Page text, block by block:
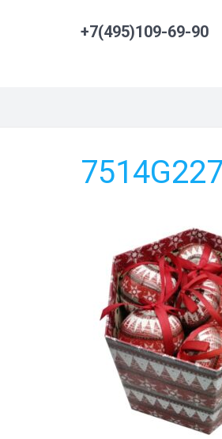
+7(495)109-69-90